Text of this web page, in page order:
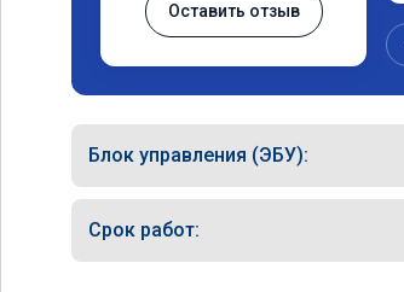
Оставить отзыв
Блок управления (ЭБУ):
Срок работ: